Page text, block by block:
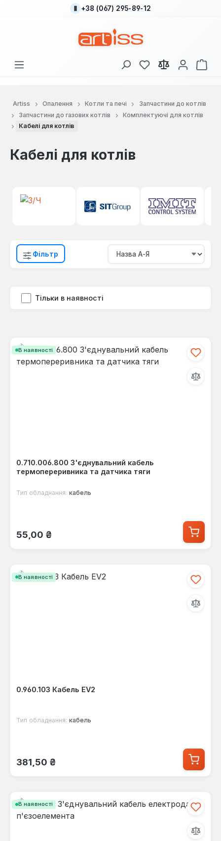
Перейти до основного вмісту
+38 (067) 295-89-12
У вас є 0 у списку
Artiss Опалення Котли та печі
Запчастини до котлів
Запчастини до газових котлів
Комплектуючі для котлів
Кабелі для котлів
Кабелі для котлів
Фільтр
Тільки в наявності
В наявності
0.710.006.800 З'єднувальний кабель
термопереривника та датчика тяги
Тип обладнання: кабель
Звичайна ціна:
55,00 ₴
В наявності
0.960.103 Кабель EV2
Тип обладнання: кабель
Звичайна ціна:
381,50 ₴
В наявності